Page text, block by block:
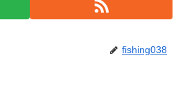
fishing038